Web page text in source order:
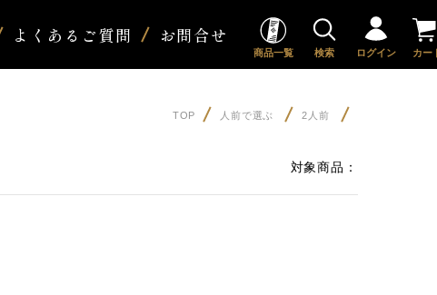
よくあるご質問 お問合せ
商品一覧 検索 ログイン カー
TOP 人前で選ぶ 2人前
対象商品：